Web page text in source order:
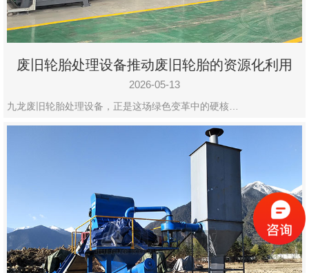
废旧轮胎处理设备推动废旧轮胎的资源化利用
2026-05-13
九龙废旧轮胎处理设备，正是这场绿色变革中的硬核…